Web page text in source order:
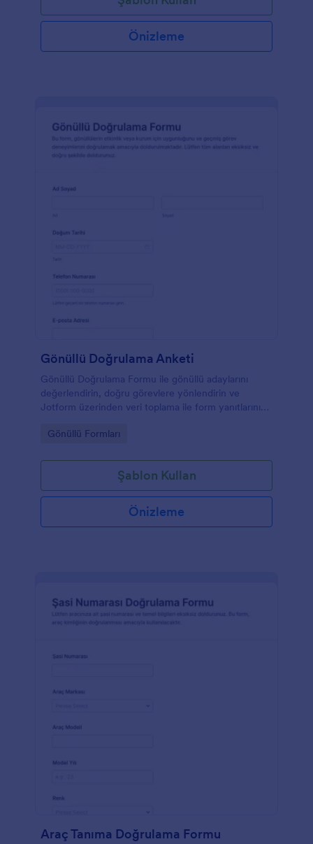
Önizleme
Gönüllü Doğrulama Anketi
Gönüllü Doğrulama Formu ile gönüllü adaylarını
değerlendirin, doğru görevlere yönlendirin ve
Jotform üzerinden veri toplama ile form yanıtlarını
Go to Category:
Gönüllü Formları
Şablon Kullan
Önizleme
Araç Tanıma Doğrulama Formu